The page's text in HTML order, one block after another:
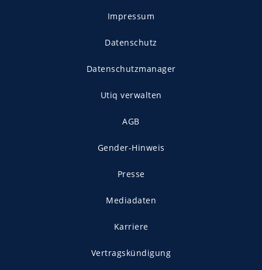
Impressum
Datenschutz
Datenschutzmanager
Utiq verwalten
AGB
Gender-Hinweis
Presse
Mediadaten
Karriere
Vertragskündigung